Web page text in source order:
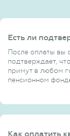
Есть ли
После оплаты вы
подтверждает,
примут в любом
пенсионном
Как оплатить